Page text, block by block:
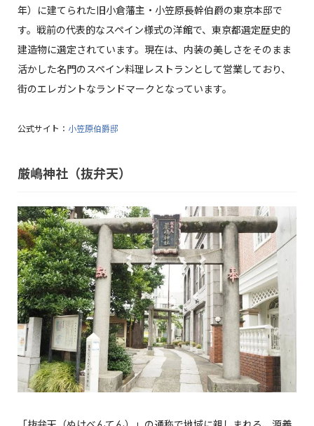
年）に建てられた旧小倉藩主・小笠原長幹伯爵の東京本邸で
す。戦前の代表的なスペイン様式の洋館で、東京都選定歴史的
建造物に選定されています。現在は、内装の美しさをそのまま
活かした名門のスペイン料理レストランとして営業しており、
街のエレガントなランドマークとなっています。
公式サイト： 小笠原伯爵邸
厳嶋神社（抜弁天）